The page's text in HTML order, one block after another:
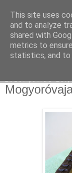
Moha
This site uses
and to analyze
shared with
metrics to
statistics, and to